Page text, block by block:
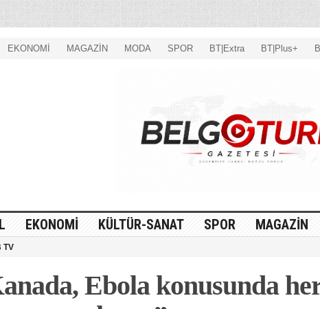
EKONOMİ MAGAZİN MODA SPOR BT|Extra BT|Plus+
EKONOMİ KÜLTÜR-SANAT SPOR MAGAZİN
TV
Ebola konusunda